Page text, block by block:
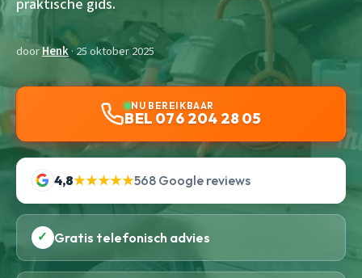
doorHenk· 25 oktober 2025
NU BEREIKBAAR
BEL 076 204 28 05
4,8★★★★★568 Google reviews
✓ Gratis telefonisch advies